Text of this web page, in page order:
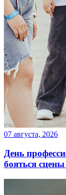
07 августа, 2026
День
бояться